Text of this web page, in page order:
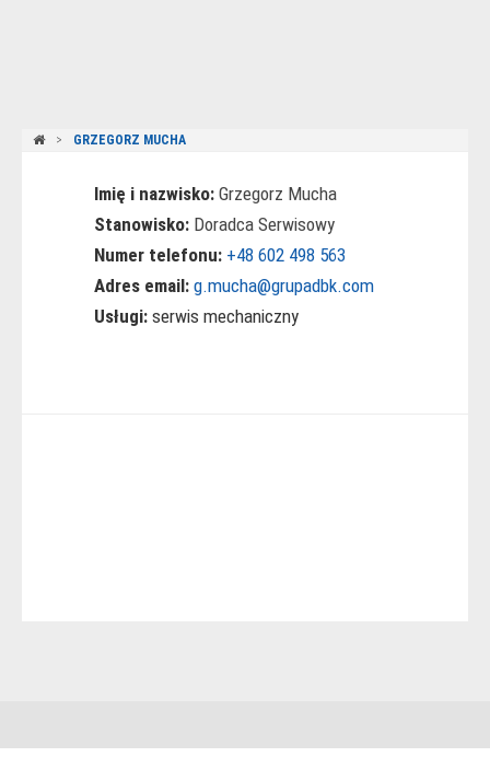
GRZEGORZ MUCHA
Imię i nazwisko: Grzegorz Mucha
Stanowisko: Doradca Serwisowy
Numer telefonu: +48 602 498 563
Adres email: g.mucha@grupadbk.com
Usługi: serwis mechaniczny